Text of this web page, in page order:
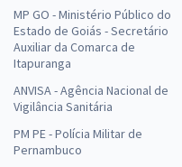
MP GO - Ministério Público do
Estado de Goiás - Secretário
Auxiliar da Comarca de
Itapuranga
ANVISA - Agência Nacional de
Vigilância Sanitária
PM PE - Polícia Militar de
Pernambuco